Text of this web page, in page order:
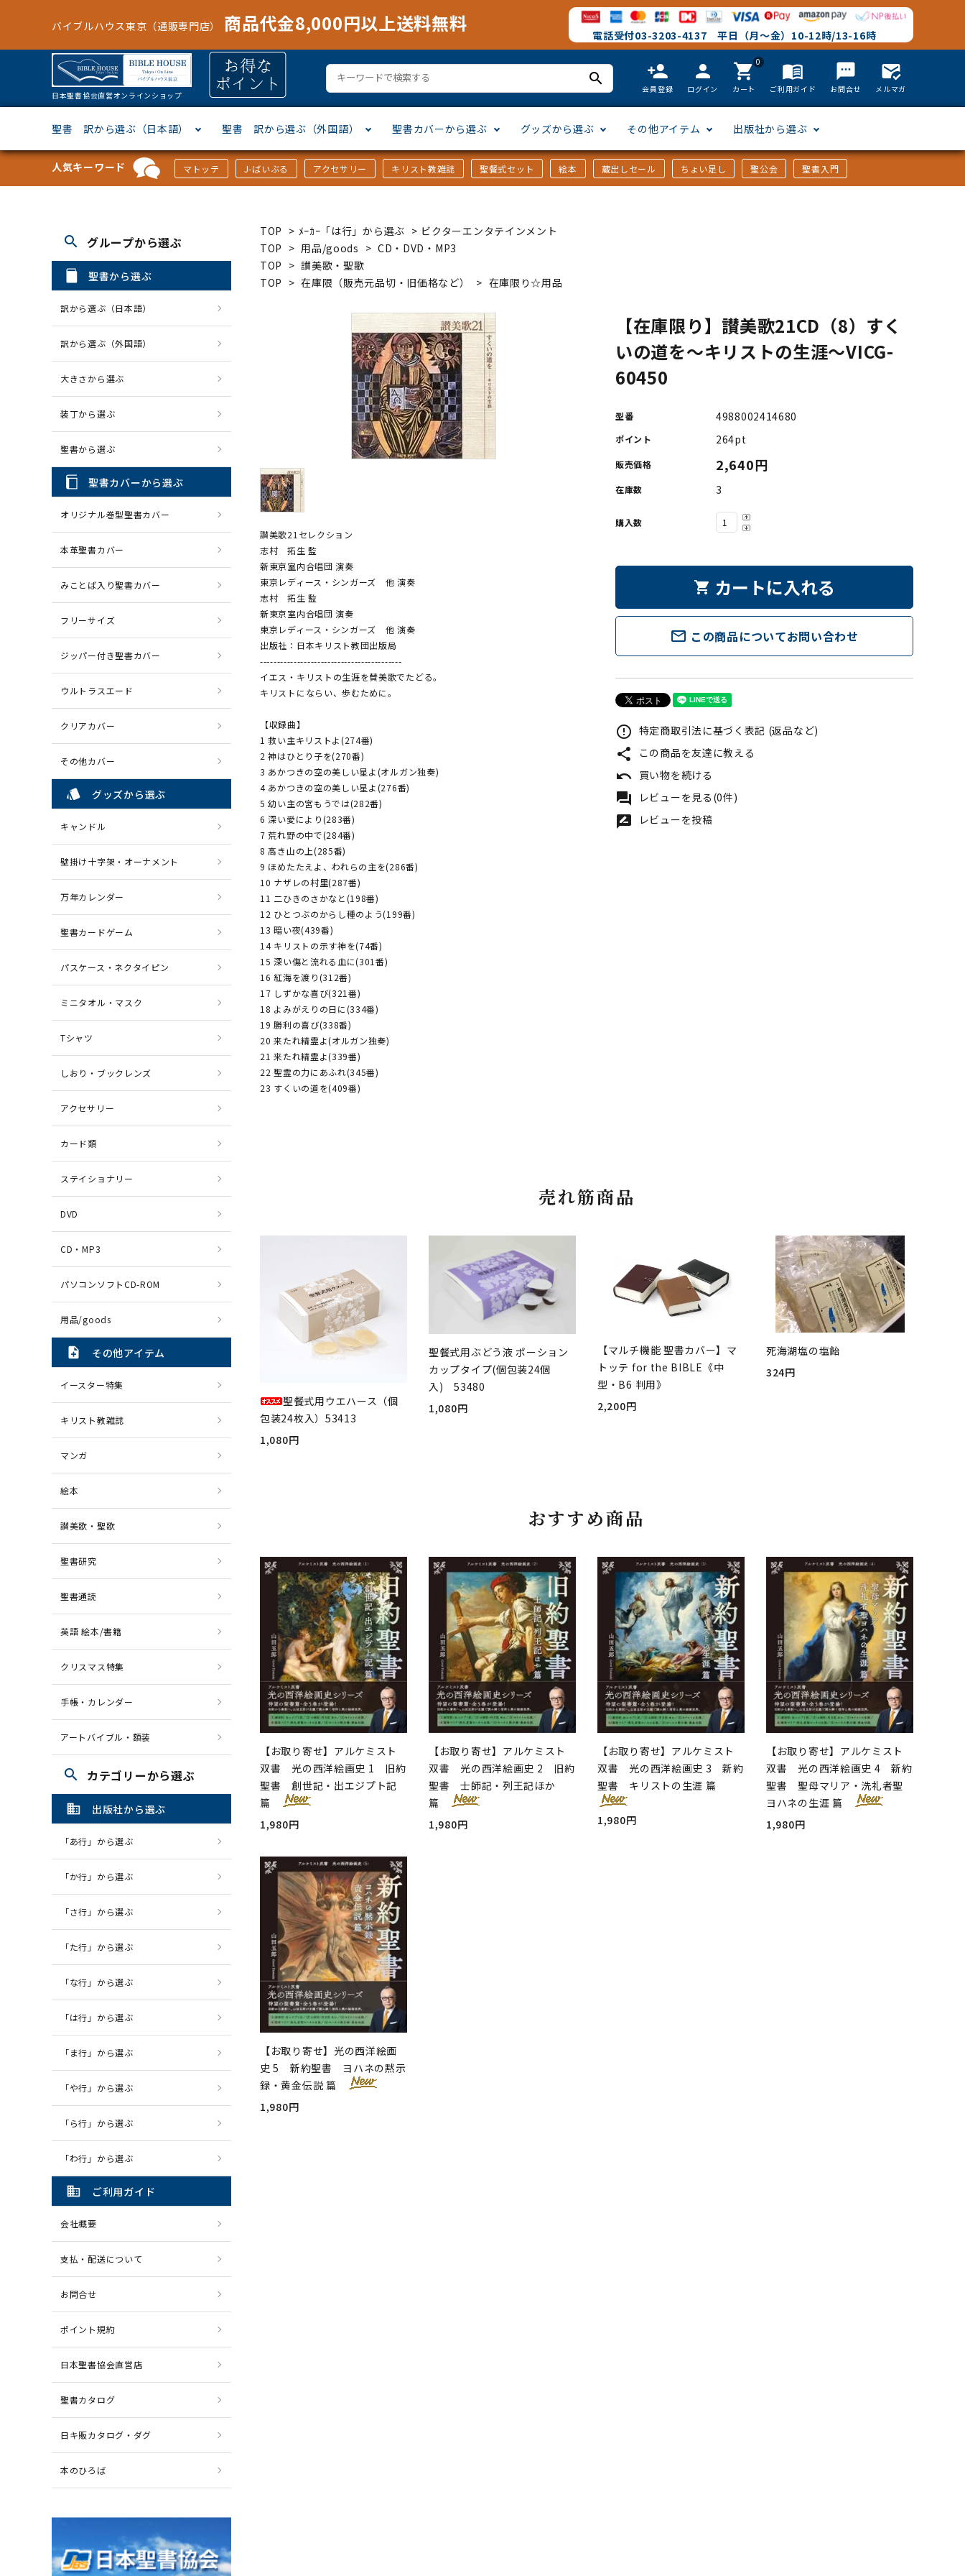
バイブルハウス東京（通販専門店） 商品代金8,000円以上送料無料 電話受付03-3203-4137 平日（月～金）10-12時/13-16時
日本聖書協会直営オンラインショップ
search person_add
会員登録
person
ログイン
0
shopping_cart
カート
menu_book
ご利用ガイド
textsms
お問合せ
mark_email_read
メルマガ
聖書 訳から選ぶ（日本語）
新改訳 フランシスコ会訳
聖書 訳から選ぶ（外国語）
ドイツ語 フランス語
聖書カバーから選ぶ
ジッパー付き聖書カバー ウルトラスエード
グッズから選ぶ
パスケース・ネクタイピン ミニタオル・マスク
CD・MP3 パソコンソフトCD-ROM
その他アイテム
聖書通読 キリスト教雑誌
出版社から選ぶ
「な行」から選ぶ 「は行」から選ぶ
人気キーワード マトッテ J-ばいぶる アクセサリー キリスト教雑誌 聖餐式セット 絵本 蔵出しセール ちょい足し 聖公会 聖書入門
TOP > ﾒｰｶｰ「は行」から選ぶ > ビクターエンタテインメント
TOP > 用品/goods > CD・DVD・MP3
TOP > 讃美歌・聖歌
TOP > 在庫限（販売元品切・旧価格など） > 在庫限り☆用品
讃美歌21セレクション
志村 拓生 監
新東京室内合唱団 演奏
東京レディース・シンガーズ 他 演奏
志村 拓生 監
新東京室内合唱団 演奏
東京レディース・シンガーズ 他 演奏
出版社：日本キリスト教団出版局
------------------------------------------
イエス・キリストの生涯を賛美歌でたどる。
キリストにならい、歩むために。
【収録曲】
1 救い主キリストよ(274番)
2 神はひとり子を(270番)
3 あかつきの空の美しい星よ(オルガン独奏)
4 あかつきの空の美しい星よ(276番)
5 幼い主の宮もうでは(282番)
6 深い愛により(283番)
7 荒れ野の中で(284番)
8 高き山の上(285番)
9 ほめたたえよ、われらの主を(286番)
10 ナザレの村里(287番)
11 二ひきのさかなと(198番)
12 ひとつぶのからし種のよう(199番)
13 暗い夜(439番)
14 キリストの示す神を(74番)
15 深い傷と流れる血に(301番)
16 紅海を渡り(312番)
17 しずかな喜び(321番)
18 よみがえりの日に(334番)
19 勝利の喜び(338番)
20 来たれ精霊よ(オルガン独奏)
21 来たれ精霊よ(339番)
22 聖霊の力にあふれ(345番)
23 すくいの道を(409番)
【在庫限り】讃美歌21CD（8）すく
いの道を～キリストの生涯～VICG-
60450
型番 4988002414680
ポイント 264pt
販売価格 2,640円
在庫数 3
購入数
shopping_cart カートに入れる
mail_outline この商品についてお問い合わせ
error_outline 特定商取引法に基づく表記 (返品など)
share この商品を友達に教える
undo 買い物を続ける
forum レビューを見る(0件)
rate_review レビューを投稿
売れ筋商品
聖餐式用ウエハース（個
包装24枚入）53413
1,080円
聖餐式用ぶどう液 ポーション
カップタイプ(個包装24個
入) 53480
1,080円
【マルチ機能 聖書カバー】マ
トッテ for the BIBLE《中
型・B6 判用》
2,200円
死海湖塩の塩飴
324円
おすすめ商品
【お取り寄せ】アルケミスト
双書 光の西洋絵画史 1 旧約
聖書 創世記・出エジプト記
篇
1,980円
【お取り寄せ】アルケミスト
双書 光の西洋絵画史 2 旧約
聖書 士師記・列王記ほか
篇
1,980円
【お取り寄せ】アルケミスト
双書 光の西洋絵画史 3 新約
聖書 キリストの生涯 篇
1,980円
【お取り寄せ】アルケミスト
双書 光の西洋絵画史 4 新約
聖書 聖母マリア・洗礼者聖
ヨハネの生涯 篇
1,980円
【お取り寄せ】光の西洋絵画
史 5 新約聖書 ヨハネの黙示
録・黄金伝説 篇
1,980円
search グループから選ぶ
聖書から選ぶ
訳から選ぶ（日本語）
訳から選ぶ（外国語）
大きさから選ぶ
装丁から選ぶ
聖書から選ぶ
聖書カバーから選ぶ
オリジナル巻型聖書カバー
本革聖書カバー
みことば入り聖書カバー
フリーサイズ
ジッパー付き聖書カバー
ウルトラスエード
クリアカバー
その他カバー
style グッズから選ぶ
キャンドル
壁掛け十字架・オーナメント
万年カレンダー
聖書カードゲーム
パスケース・ネクタイピン
ミニタオル・マスク
Tシャツ
しおり・ブックレンズ
アクセサリー
カード類
ステイショナリー
DVD
CD・MP3
パソコンソフトCD-ROM
用品/goods
note_add その他アイテム
イースター特集
キリスト教雑誌
マンガ
絵本
讃美歌・聖歌
聖書研究
聖書通読
英語 絵本/書籍
クリスマス特集
手帳・カレンダー
アートバイブル・額装
search カテゴリーから選ぶ
domain 出版社から選ぶ
「あ行」から選ぶ
「か行」から選ぶ
「さ行」から選ぶ
「た行」から選ぶ
「な行」から選ぶ
「は行」から選ぶ
「ま行」から選ぶ
「や行」から選ぶ
「ら行」から選ぶ
「わ行」から選ぶ
domain ご利用ガイド
会社概要
支払・配送について
お問合せ
ポイント規約
日本聖書協会直営店
聖書カタログ
日キ販カタログ・ダグ
本のひろば